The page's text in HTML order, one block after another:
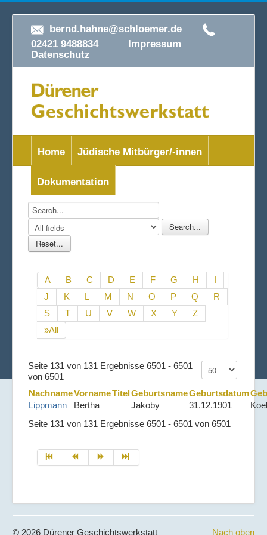
bernd.hahne@schloemer.de
02421 9488834 Impressum
Datenschutz
Home Jüdische Mitbürger/-innen
Dokumentation
A B C D E F G H
I
J
K L M N O P Q
R
S
T U V W X Y
Z
»All
Seite 131 von 131 Ergebnisse 6501 - 6501
von 6501
NachnameVornameTitelGeburtsnameGeburtsdatum
Lippmann
Bertha Jakoby 31.12.1901
Seite 131 von 131 Ergebnisse 6501 - 6501 von 6501
Nach oben
© 2026 Dürener Geschichtswerkstatt